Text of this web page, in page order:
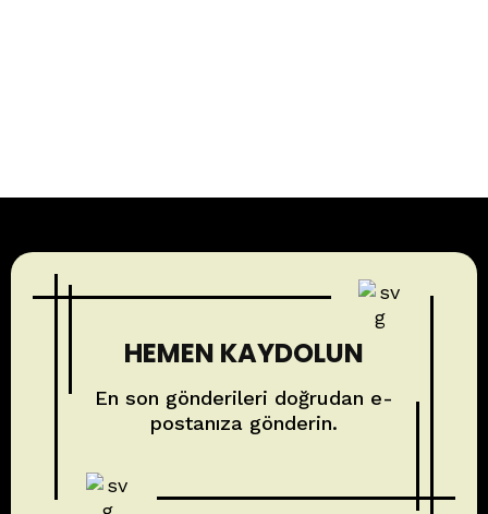
HEMEN KAYDOLUN
En son gönderileri doğrudan e-
postanıza gönderin.